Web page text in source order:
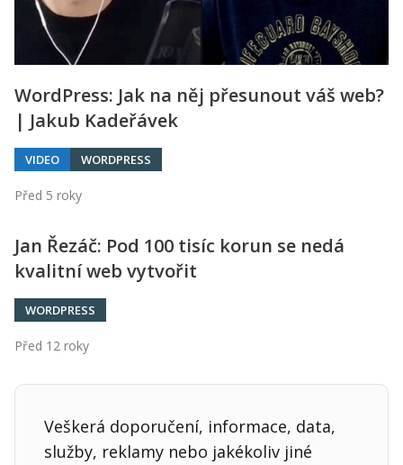
WordPress: Jak na něj přesunout váš web?
| Jakub Kadeřávek
VIDEO WORDPRESS
Před 5 roky
Jan Řezáč: Pod 100 tisíc korun se nedá
kvalitní web vytvořit
WORDPRESS
Před 12 roky
Veškerá doporučení, informace, data,
služby, reklamy nebo jakékoliv jiné